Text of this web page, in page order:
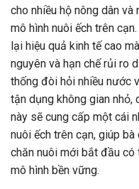
cho nhiều hộ nông dân
mô hình nuôi ếch trên
lại hiệu quả kinh tế cao
nguyên và hạn chế rủi ro
thống đòi hỏi nhiều nước
tận dụng không gian nhỏ,
này sẽ cung cấp một cái
nuôi ếch trên cạn, giúp
chăn nuôi mới bắt đầu
mô hình bền vững.